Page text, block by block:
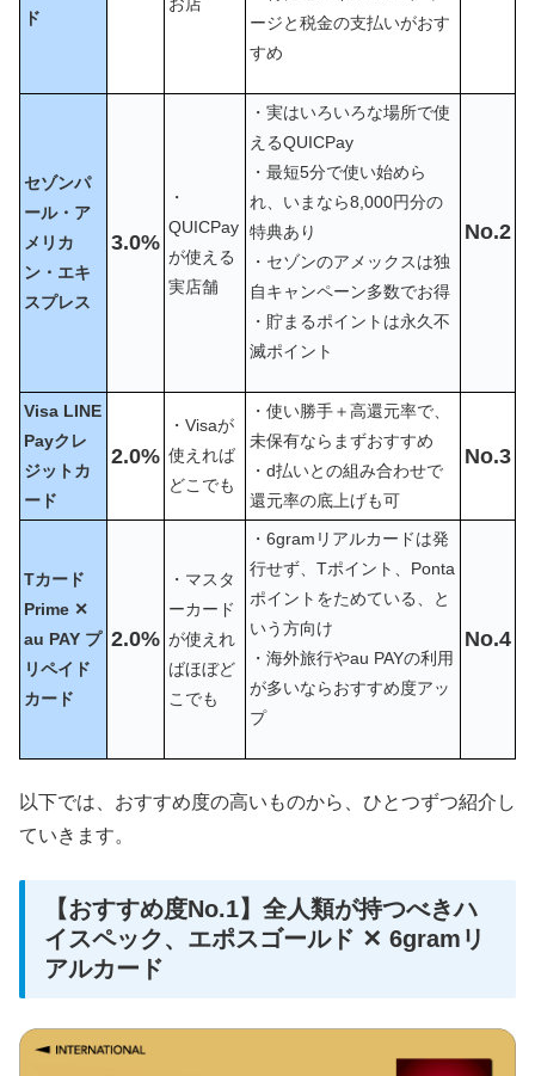
ド
ージと税金の支払いがおす
すめ
セゾンパ
ール・ア
メリカ
ン・エキ
スプレス
3.0%
・
QUICPay
が使える
実店舗
・実はいろいろな場所で使
えるQUICPay
・最短5分で使い始めら
れ、いまなら8,000円分の
特典あり
・セゾンのアメックスは独
自キャンペーン多数でお得
・貯まるポイントは永久不
滅ポイント
No.2
Visa LINE
Payクレ
ジットカ
ード
2.0%
・Visaが
使えれば
どこでも
・使い勝手＋高還元率で、
未保有ならまずおすすめ
・d払いとの組み合わせで
還元率の底上げも可
No.3
Tカード
Prime ✕
au PAY プ
リペイド
カード
2.0%
・マスタ
ーカード
が使えれ
ばほぼど
こでも
・6gramリアルカードは発
行せず、Tポイント、Ponta
ポイントをためている、と
いう方向け
・海外旅行やau PAYの利用
が多いならおすすめ度アッ
プ
No.4
以下では、おすすめ度の高いものから、ひとつずつ紹介し
ていきます。
【おすすめ度No.1】全人類が持つべきハ
イスペック、エポスゴールド ✕ 6gramリ
アルカード